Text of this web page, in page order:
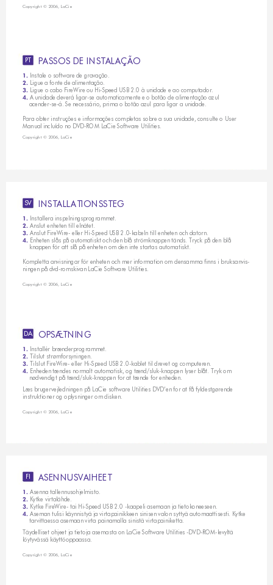
Copyright © 2006, LaCie
PT PASSOS DE INSTALAÇÃO
1. Instale o software de gravação.
2. Ligue a fonte de alimentação.
3. Ligue o cabo FireWire ou Hi-Speed USB 2.0 à unidade e ao computador.
4.
A unidade deverá ligar-se automaticamente e o botão de alimentação azul
    acender-se-á. Se necessário, prima o botão azul para ligar a unidade.
Para obter instruções e informações completas sobre a sua unidade, consulte o User
Manual incluído no DVD-ROM LaCie Software Utilities.
Copyright © 2006, LaCie
SV INSTALLATIONSSTEG
1. Installera inspelningsprogrammet.
2. Anslut enheten till elnätet.
3. Anslut FireWire- eller Hi-Speed USB 2.0-kabeln till enheten och datorn.
4.
Enheten slås på automatiskt och den blå strömknappen tänds. Tryck på den blå
    knappen för att slå på enheten om den inte startas automatiskt.
Kompletta anvisningar för enheten och mer information om densamma finns i bruksanvis-
ningen på dvd-romskivan LaCie Software Utilities.
Copyright © 2006, LaCie
DA OPSÆTNING
1. Installér brænderprogrammet.
2. Tilslut strømforsyningen.
3. Tilslut FireWire- eller Hi-Speed USB 2.0-kablet til drevet og computeren.
4.
Enheden tændes normalt automatisk, og tænd/sluk-knappen lyser blåt. Tryk om
    nødvendigt på tænd/sluk-knappen for at tænde for enheden.
Læs brugervejledningen på LaCie software Utilities DVD’en for at få fyldestgørende
instruktioner og oplysninger om disken.
Copyright © 2006, LaCie
FI ASENNUSVAIHEET
1. Asenna tallennusohjelmisto.
2. Kytke virtalähde.
3. Kytke FireWire- tai Hi-Speed USB 2.0 -kaapeli asemaan ja tietokoneeseen.
4.
Aseman tulisi käynnistyä ja virtapainikkeen sinisen valon syttyä automaattisesti. Kytke
    tarvittaessa asemaan virta painamalla sinistä virtapainiketta.
Täydelliset ohjeet ja tietoja asemasta on LaCie Software Utilities -DVD-ROM-levyltä
löytyvässä käyttöoppaassa.
Copyright © 2006, LaCie